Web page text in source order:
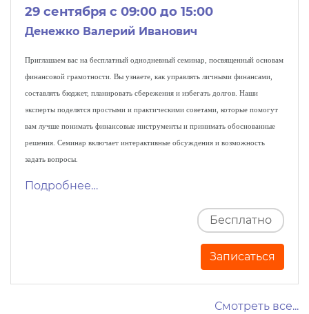
29 сентября c 09:00 до 15:00
Денежко Валерий Иванович
Приглашаем вас на бесплатный однодневный семинар, посвященный основам
финансовой грамотности. Вы узнаете, как управлять личными финансами,
составлять бюджет, планировать сбережения и избегать долгов. Наши
эксперты поделятся простыми и практическими советами, которые помогут
вам лучше понимать финансовые инструменты и принимать обоснованные
решения. Семинар включает интерактивные обсуждения и возможность
задать вопросы.
Подробнее…
Бесплатно
Записаться
Смотреть все...